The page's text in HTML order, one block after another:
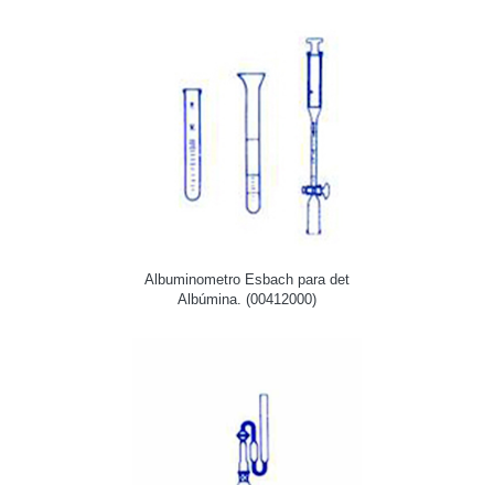
Albuminometro Esbach para det
Albúmina. (00412000)